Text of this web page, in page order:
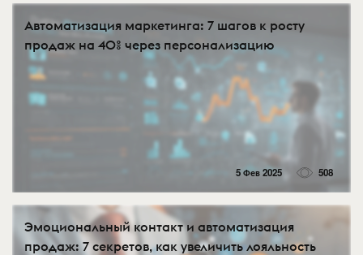
Автоматизация маркетинга: 7 шагов к росту
продаж на 40% через персонализацию
5 Фев 2025 508
Эмоциональный контакт и автоматизация
продаж: 7 секретов, как увеличить лояльность